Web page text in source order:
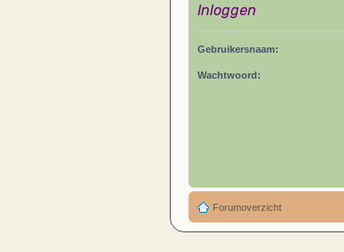
Inloggen
Gebruikersnaam:
Wachtwoord:
Forumoverzicht